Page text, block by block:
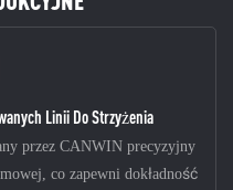
Linii Do Strzyżenia
przez CANWIN precyzyjny
co zapewni dokładność